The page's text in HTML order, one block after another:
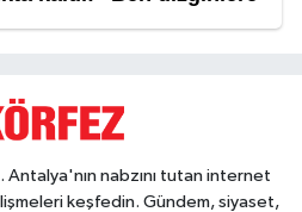
nabzını tutan internet
keşfedin. Gündem, siyaset,